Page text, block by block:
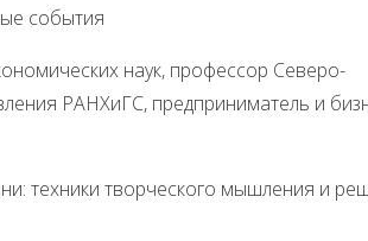
события
наук, профессор Северо-
РАНХиГС, предприниматель и
техники творческого мышления и